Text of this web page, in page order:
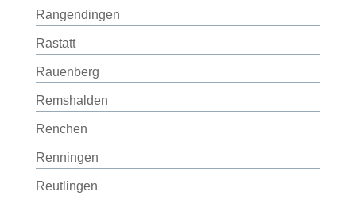
Rangendingen
Rastatt
Rauenberg
Remshalden
Renchen
Renningen
Reutlingen